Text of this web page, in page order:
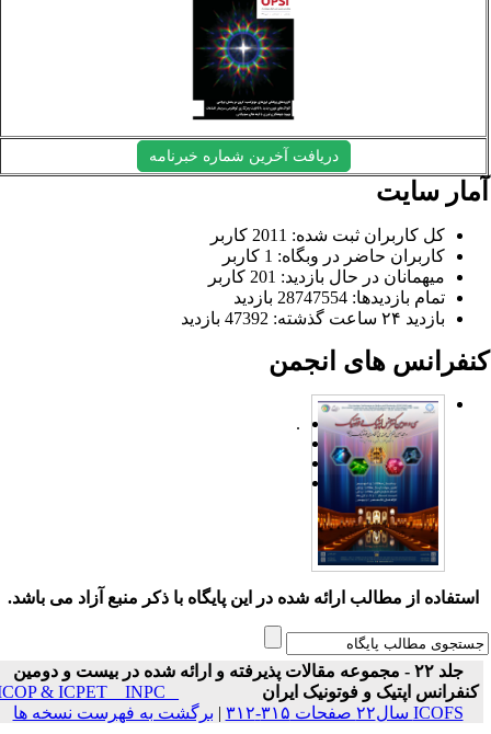
دریافت آخرین شماره خبرنامه
سایت
کل کاربران ثبت شده: 2011 کاربر
کاربران حاضر در وبگاه: 1 کاربر
میهمانان در حال بازدید: 201 کاربر
تمام بازدید‌ها: 28747554 بازدید
بازدید ۲۴ ساعت گذشته: 47392 بازدید
های انجمن
.
استفاده از مطالب ارائه شده در این پایگاه با ذکر منبع آزاد می باشد.
جلد ۲۲ - مجموعه مقالات پذیرفته و ارائه شده در بیست و دومین
کنفرانس اپتیک و فوتونیک ایران
ICOP & ICPET _ INPC _
ICOFS سال۲۲ صفحات ۳۱۵-۳۱۲
|برگشت به فهرست نسخه ها